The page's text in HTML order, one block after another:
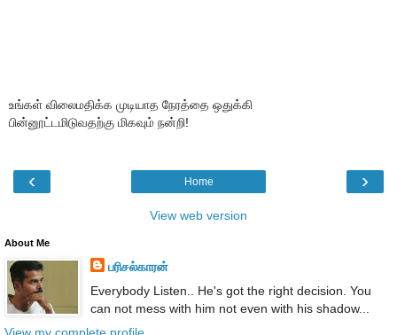
உங்கள் விலைமதிக்க முடியாத நேரத்தை ஒதுக்கி
பின்னூட்டமிடுவதற்கு மிகவும் நன்றி!
‹ ›
Home
View web version
About Me
பரிசல்காரன்
Everybody Listen.. He's got the right decision. You
can not mess with him not even with his shadow...